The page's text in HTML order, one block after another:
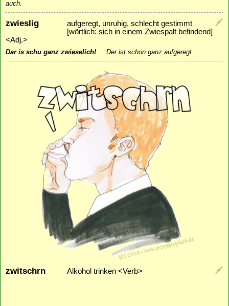
auch.
zwieslig
aufgeregt, unruhig, schlecht gestimmt
[wörtlich: sich in einem Zwiespalt befindend]
<Adj.>
Dar is schu ganz zwieselich! ... Der ist schon ganz aufgeregt.
zwitschrn Alkohol trinken <Verb>